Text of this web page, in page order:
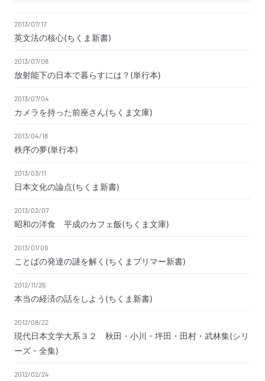
2013/07/17
英文法の核心(ちくま新書)
2013/07/08
放射能下の日本で暮らすには？(単行本)
2013/07/04
カメラを持った前座さん(ちくま文庫)
2013/04/18
秩序の夢(単行本)
2013/03/11
日本文化の論点(ちくま新書)
2013/02/07
昭和の洋食 平成のカフェ飯(ちくま文庫)
2013/01/09
ことばの発達の謎を解く(ちくまプリマー新書)
2012/11/26
本当の経済の話をしよう(ちくま新書)
2012/08/22
現代日本文学大系３２ 秋田・小川・坪田・田村・武林集(シリ
ーズ・全集)
2012/02/24